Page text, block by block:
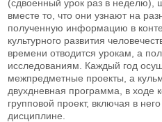
(сдвоенный урок раз в неделю),
вместе то, что они узнают на
полученную информацию в
культурного развития
времени отводится урокам, а
исследованиям. Каждый год
межпредметные проекты, а
двухдневная программа, в ходе
групповой проект, включая в
дисциплине.